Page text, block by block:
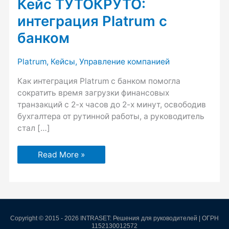
Кейс ТУТОКРУТО:
интеграция Platrum с
банком
Platrum, Кейсы, Управление компанией
Как интеграция Platrum с банком помогла
сократить время загрузки финансовых
транзакций с 2-х часов до 2-х минут, освободив
бухгалтера от рутинной работы, а руководитель
стал […]
ТУТОКРУТО:
Platrum
банком
Read More »
Copyright © 2015 - 2026 INTRASET: Решения для руководителей | ОГРН
1152130012572